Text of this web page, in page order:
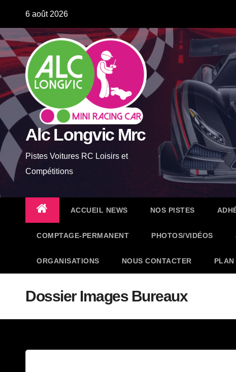
content
6 août 2026
Alc Longvic Mrc
Pistes Voitures RC Loisirs et
Compétitions
ACCUEIL NEWS NOS PISTES
COMPTAGE-PERMANENT PHOTOS/VIDÉOS
ORGANISATIONS NOUS CONTACTER PLAN
Dossier Images Bureaux